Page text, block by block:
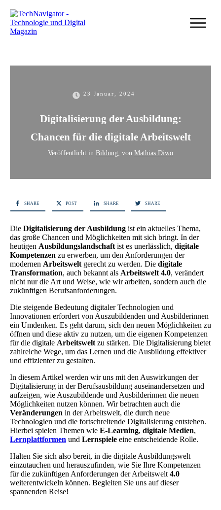
23 Januar, 2024
Digitalisierung der Ausbildung:
Chancen für die digitale Arbeitswelt
Veröffentlicht in Bildung , von Mathias Diwo
SHARE POST SHARE SHARE
Die Digitalisierung der Ausbildung ist ein aktuelles Thema,
das große Chancen und Möglichkeiten mit sich bringt. In der
heutigen Ausbildungslandschaft ist es unerlässlich, digitale
Kompetenzen zu erwerben, um den Anforderungen der
modernen Arbeitswelt gerecht zu werden. Die digitale
Transformation, auch bekannt als Arbeitswelt 4.0, verändert
nicht nur die Art und Weise, wie wir arbeiten, sondern auch die
zukünftigen Berufsanforderungen.
Die steigende Bedeutung digitaler Technologien und
Innovationen erfordert von Auszubildenden und Ausbilderinnen
ein Umdenken. Es geht darum, sich den neuen Möglichkeiten zu
öffnen und diese aktiv zu nutzen, um die eigenen Kompetenzen
für die digitale Arbeitswelt zu stärken. Die Digitalisierung bietet
zahlreiche Wege, um das Lernen und die Ausbildung effektiver
und effizienter zu gestalten.
In diesem Artikel werden wir uns mit den Auswirkungen der
Digitalisierung in der Berufsausbildung auseinandersetzen und
aufzeigen, wie Auszubildende und Ausbilderinnen die neuen
Möglichkeiten nutzen können. Wir betrachten auch die
Veränderungen in der Arbeitswelt, die durch neue
Technologien und die fortschreitende Digitalisierung entstehen.
Hierbei spielen Themen wie E-Learning, digitale Medien,
Lernplattformen und Lernspiele eine entscheidende Rolle.
Halten Sie sich also bereit, in die digitale Ausbildungswelt
einzutauchen und herauszufinden, wie Sie Ihre Kompetenzen
für die zukünftigen Anforderungen der Arbeitswelt 4.0
weiterentwickeln können. Begleiten Sie uns auf dieser
spannenden Reise!